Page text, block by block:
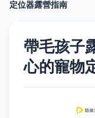
定位器露營指南
帶毛孩子
心的寵物